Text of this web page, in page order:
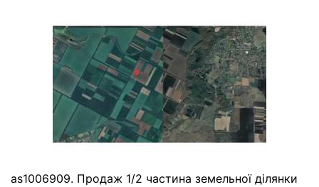
as1006909. Продаж 1/2 частина земельної ділянки